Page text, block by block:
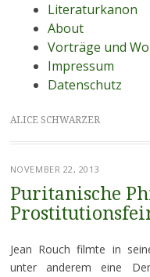
Literaturkanon
About
Vorträge und
Impressum
Datenschutz
ALICE SCHWARZER
NOVEMBER 22, 2013
Puritanische
Jean Rouch filmte in
unter anderem eine